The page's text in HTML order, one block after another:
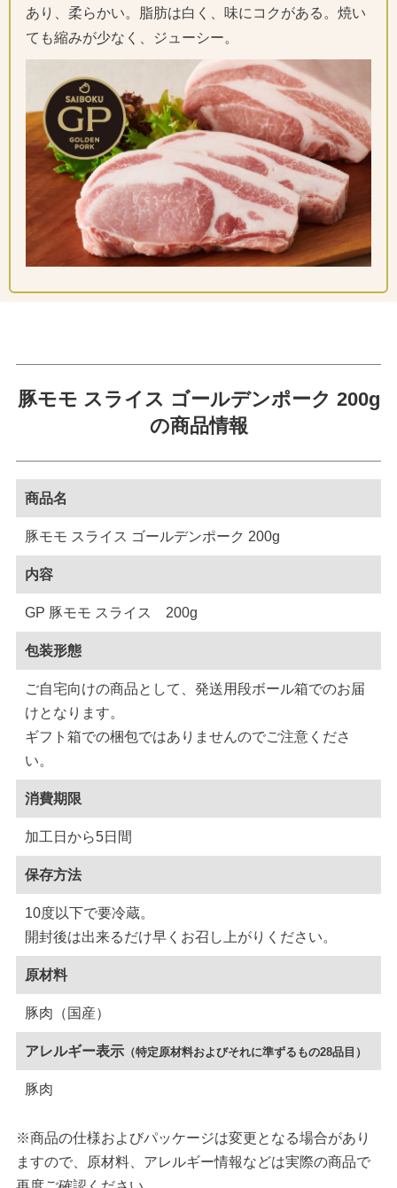
あり、柔らかい。脂肪は白く、味にコクがある。焼い
ても縮みが少なく、ジューシー。
豚モモ スライス ゴールデンポーク 200g
の商品情報
商品名
豚モモ スライス ゴールデンポーク 200g
内容
GP 豚モモ スライス 200g
包装形態
ご自宅向けの商品として、発送用段ボール箱でのお届
けとなります。
ギフト箱での梱包ではありませんのでご注意くださ
い。
消費期限
加工日から5日間
保存方法
10度以下で要冷蔵。
開封後は出来るだけ早くお召し上がりください。
原材料
豚肉（国産）
アレルギー表示 （特定原材料およびそれに準ずるもの28品目）
豚肉
※商品の仕様およびパッケージは変更となる場合があり
ますので、原材料、アレルギー情報などは実際の商品で